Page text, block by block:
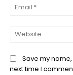
Save my
next time I